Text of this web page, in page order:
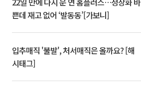
쁜데 재고 없어 ‘발동동’[가보니]
입추매직 '불발', 처서매직은 올까요? [해
시태그]